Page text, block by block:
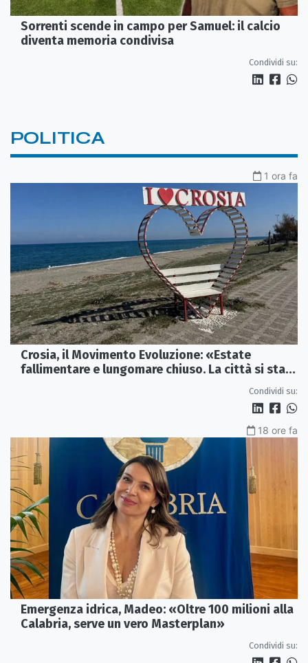
Sorrenti scende in campo per Samuel: il calcio
diventa memoria condivisa
Condividi su:
POLITICA
1 ora fa
Crosia, il Movimento Evoluzione: «Estate
fallimentare e lungomare chiuso. La città si sta
Condividi su:
18 ore fa
Emergenza idrica, Madeo: «Oltre 100 milioni alla
Calabria, serve un vero Masterplan»
Condividi su: